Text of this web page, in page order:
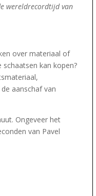
wereldrecordtijd van
over materiaal of
kan kopen?
aanschaf van
Ongeveer het
van Pavel